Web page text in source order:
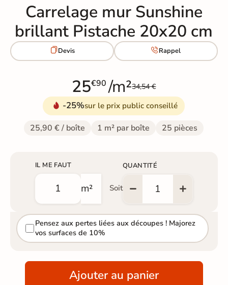
Carrelage mur Sunshine
brillant Pistache 20x20 cm
Devis Rappel
25€90 /m²34,54 €
-25%sur le prix public conseillé
25,90 € / boîte 1 m² par boîte 25 pièces
IL ME FAUT
m² Soit
QUANTITÉ
Pensez aux pertes liées aux découpes ! Majorez
vos surfaces de 10%
Ajouter au panier